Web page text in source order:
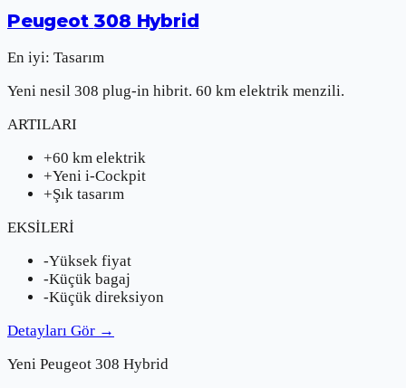
Peugeot 308 Hybrid
En iyi: Tasarım
Yeni nesil 308 plug-in hibrit. 60 km elektrik menzili.
ARTILARI
+60 km elektrik
+Yeni i-Cockpit
+Şık tasarım
EKSİLERİ
-Yüksek fiyat
-Küçük bagaj
-Küçük direksiyon
Detayları Gör →
Yeni Peugeot 308 Hybrid